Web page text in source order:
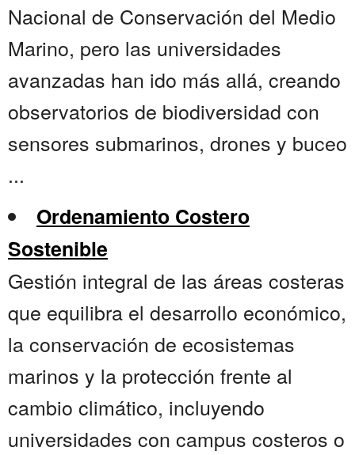
Nacional de Conservación del Medio
Marino, pero las universidades
avanzadas han ido más allá, creando
observatorios de biodiversidad con
sensores submarinos, drones y buceo
...
Ordenamiento Costero
Sostenible
Gestión integral de las áreas costeras
que equilibra el desarrollo económico,
la conservación de ecosistemas
marinos y la protección frente al
cambio climático, incluyendo
universidades con campus costeros o